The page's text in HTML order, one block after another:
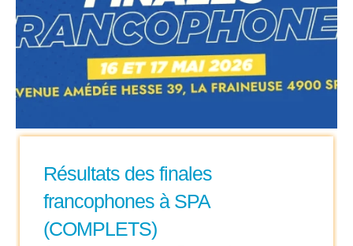
Résultats des finales
francophones à SPA
(COMPLETS)